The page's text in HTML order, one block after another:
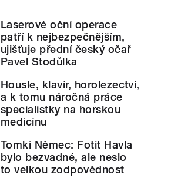
Laserové oční operace
patří k nejbezpečnějším,
ujišťuje přední český očař
Pavel Stodůlka
Housle, klavír, horolezectví,
a k tomu náročná práce
specialistky na horskou
medicínu
Tomki Němec: Fotit Havla
bylo bezvadné, ale neslo
to velkou zodpovědnost